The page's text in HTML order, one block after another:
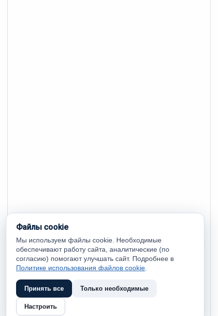
Файлы cookie
Мы используем файлы cookie. Необходимые
обеспечивают работу сайта, аналитические (по
согласию) помогают улучшать сайт. Подробнее в
Политике использования файлов cookie
Принять все Только необходимые
Настроить